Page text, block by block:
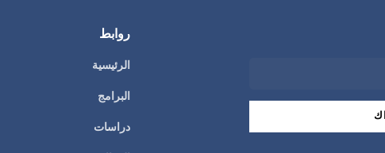
روابط
الرئيسية
البرامج
دراسات